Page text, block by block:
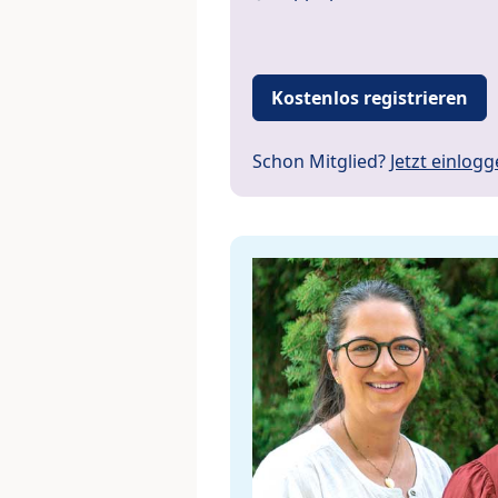
Kostenlos registrieren
Schon Mitglied? Jetzt